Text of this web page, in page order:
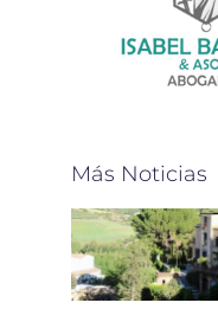
Más Noticias